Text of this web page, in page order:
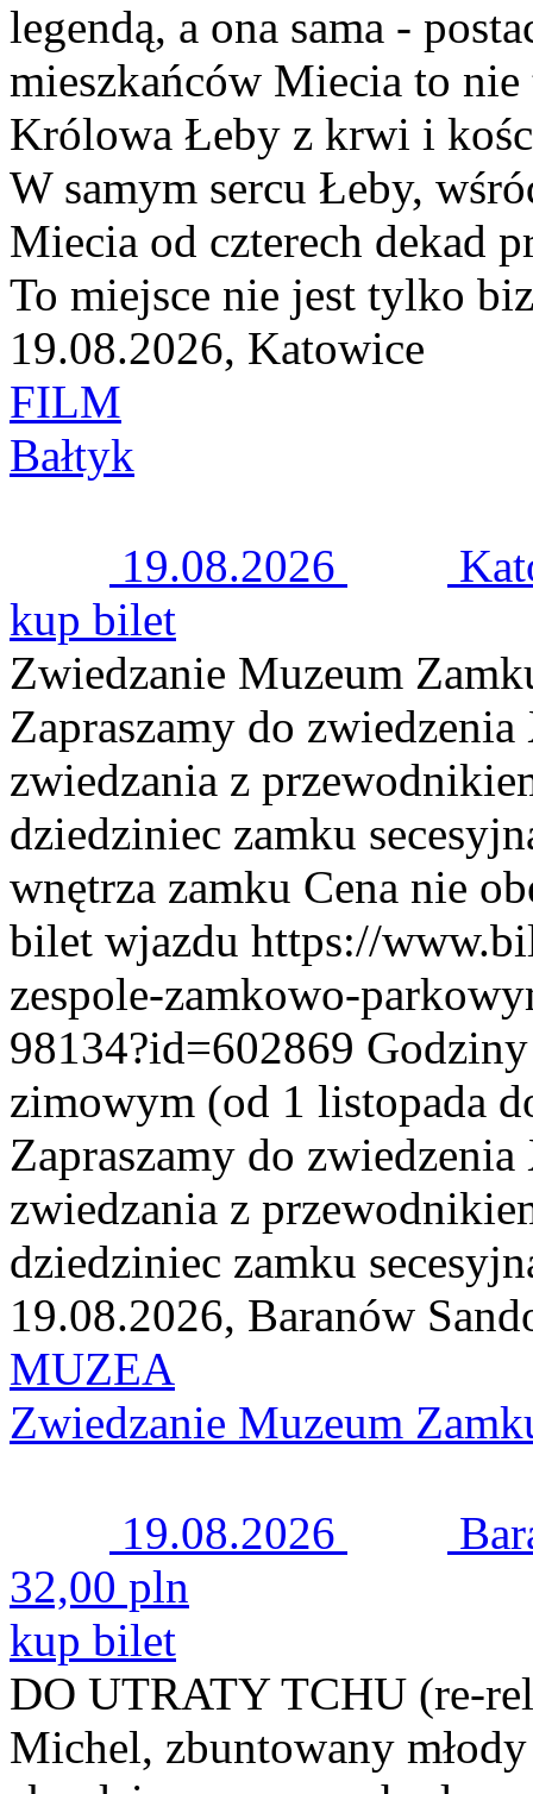
legendą, a ona sama -
mieszkańców Miecia to
Królowa Łeby z krwi i
W samym sercu Łeby,
Miecia od czterech dekad
To miejsce nie jest tylko
19.08.2026, Katowice
FILM
Bałtyk
19.08.2026
kup bilet
Zwiedzanie Muzeum
Zapraszamy do
zwiedzania z
dziedziniec zamku
wnętrza zamku Cena nie
bilet wjazdu https://
zespole-zamkowo-
98134?id=602869
zimowym (od 1 listopada
Zapraszamy do
zwiedzania z
dziedziniec zamku
19.08.2026, Baranów
MUZEA
Zwiedzanie Muzeum
19.08.2026
32,00 pln
kup bilet
DO UTRATY TCHU (re-
Michel, zbuntowany